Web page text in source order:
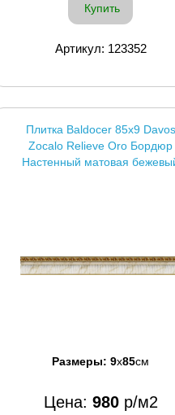
Купить
Артикул: 123352
Плитка Baldocer 85x9 Davos
Zocalo Relieve Oro Бордюр
Настенный матовая
Размеры: 9x85см
Цена: 980р/м2